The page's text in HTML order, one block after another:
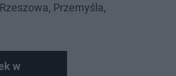
Przemyśla,
w